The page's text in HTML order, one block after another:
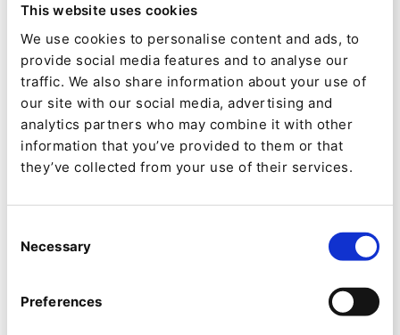
This website uses cookies
We use cookies to personalise content and ads, to
provide social media features and to analyse our
traffic. We also share information about your use of
our site with our social media, advertising and
analytics partners who may combine it with other
information that you’ve provided to them or that
they’ve collected from your use of their services.
Selection
Necessary
Preferences
certaines d'entre elles aient l'accessibilité à
l'esprit, ce n'est pas une priorité.
La migration vers une technologie plus
performante, telle qu'une plateforme
d'expérience numérique (DXP), qui peut
mieux prendre en charge la législation
décourageante.
entreprises, en particulier celles qui opèrent